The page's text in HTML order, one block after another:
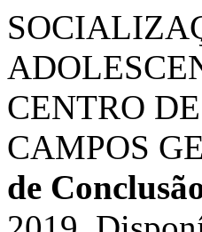
CENTRO
CAMPOS
de